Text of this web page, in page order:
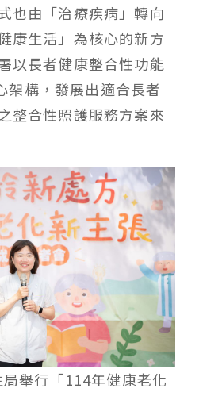
也由「治療疾病」轉向
康生活」為核心的新方
以長者健康整合性功能
架構，發展出適合長者
整合性照護服務方案來
舉行「114年健康老化